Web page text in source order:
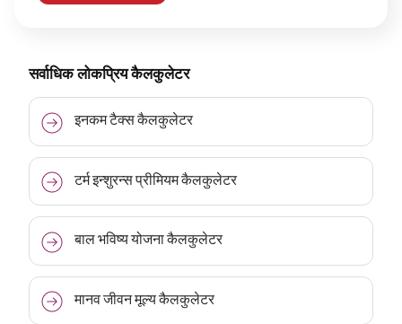
सर्वाधिक लोकप्रिय कैलकुलेटर
इनकम टैक्स कैलकुलेटर
टर्म इन्शुरन्स प्रीमियम कैलकुलेटर
बाल भविष्य योजना कैलकुलेटर
मानव जीवन मूल्य कैलकुलेटर